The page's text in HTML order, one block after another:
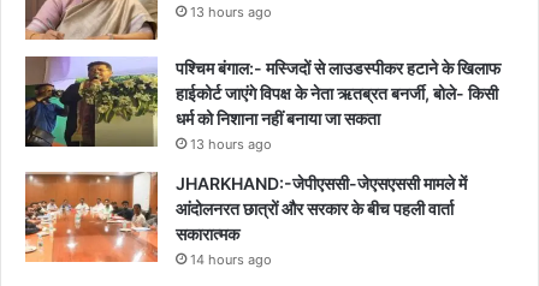
13 hours ago
पश्चिम बंगाल:- मस्जिदों से लाउडस्पीकर हटाने के खिलाफ
हाईकोर्ट जाएंगे विपक्ष के नेता ऋतब्रत बनर्जी, बोले- किसी
धर्म को निशाना नहीं बनाया जा सकता
13 hours ago
JHARKHAND:-जेपीएससी-जेएसएससी मामले में
आंदोलनरत छात्रों और सरकार के बीच पहली वार्ता
सकारात्मक
14 hours ago